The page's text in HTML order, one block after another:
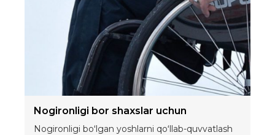
Nogironligi bor shaxslar uchun
Nogironligi boʻlgan yoshlarni qoʻllab-quvvatlash